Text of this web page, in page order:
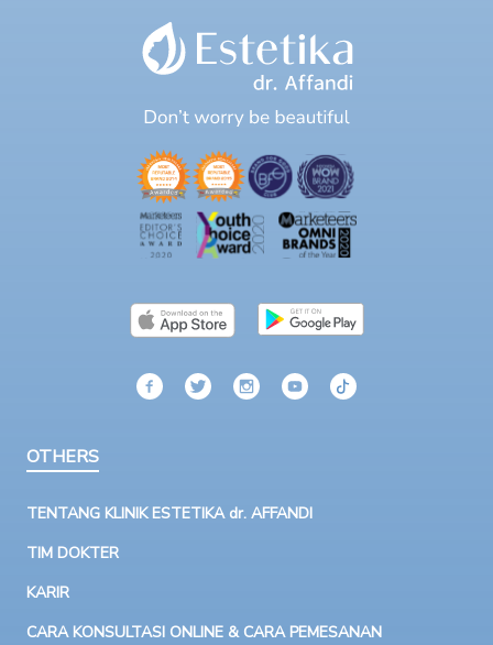
OTHERS
TENTANG KLINIK ESTETIKA dr. AFFANDI
TIM DOKTER
KARIR
CARA KONSULTASI ONLINE & CARA PEMESANAN